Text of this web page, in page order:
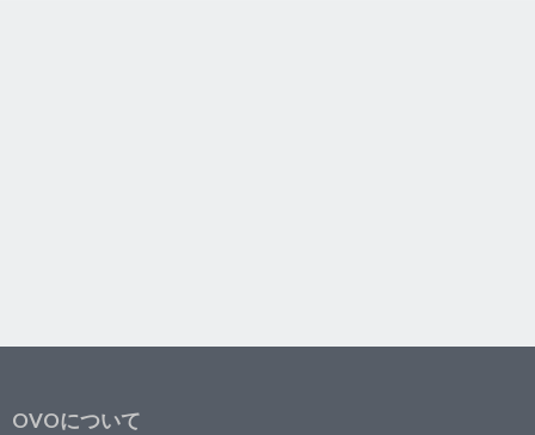
OVOについて